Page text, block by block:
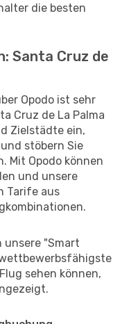
die besten
Santa Cruz de
Opodo ist sehr
Cruz de La Palma
Zielstädte ein,
stöbern Sie
Mit Opodo können
und unsere
Tarife aus
unsere "Smart
sehen können,